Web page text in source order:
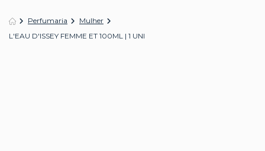
Perfumaria
Mulher
L'EAU D'ISSEY FEMME ET 100ML | 1 UNI